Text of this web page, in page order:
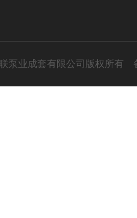
泵业成套有限公司版权所有